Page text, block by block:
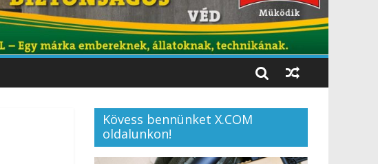
Kövess bennünket X.COM
oldalunkon!